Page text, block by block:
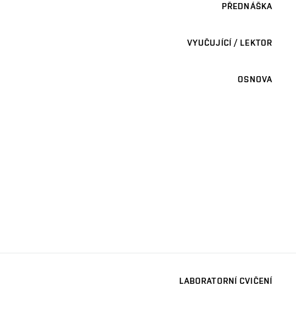
PŘEDNÁŠKA
VYUČUJÍCÍ / LEKTOR
OSNOVA
LABORATORNÍ CVIČENÍ